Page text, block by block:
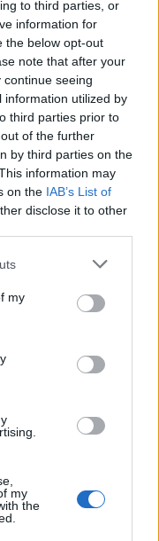
to third parties, or
information for
the below opt-out
note that after your
seeing
information utilized by
third parties prior to
of the further
by third parties on the
information may
on the IAB’s List of
disclose it to other
my
my
the
Markic, Contucci,
Souare e Galic